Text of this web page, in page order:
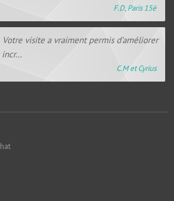
F.D, Paris 15è
visite a vraiment permis d’améliorer
incr...
C.M et Cyrius